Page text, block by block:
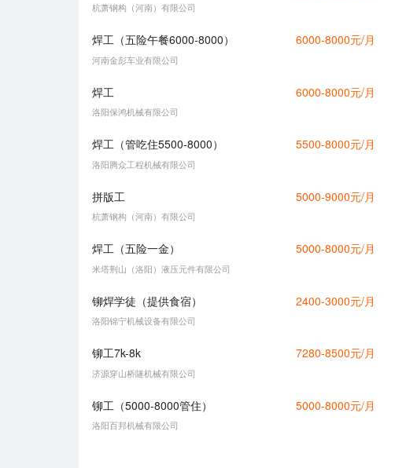
杭萧钢构（河南）有限公司
焊工（五险午餐6000-8000） 6000-8000元/月
河南金彭车业有限公司
焊工 6000-8000元/月
洛阳保鸿机械有限公司
焊工（管吃住5500-8000） 5500-8000元/月
洛阳腾众工程机械有限公司
拼版工 5000-9000元/月
杭萧钢构（河南）有限公司
焊工（五险一金） 5000-8000元/月
米塔荆山（洛阳）液压元件有限公司
铆焊学徒（提供食宿） 2400-3000元/月
洛阳锦宁机械设备有限公司
铆工7k-8k 7280-8500元/月
济源穿山桥隧机械有限公司
铆工（5000-8000管住） 5000-8000元/月
洛阳百邦机械有限公司